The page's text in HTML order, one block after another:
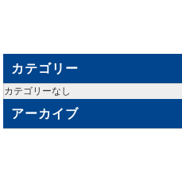
カテゴリー
カテゴリーなし
アーカイブ